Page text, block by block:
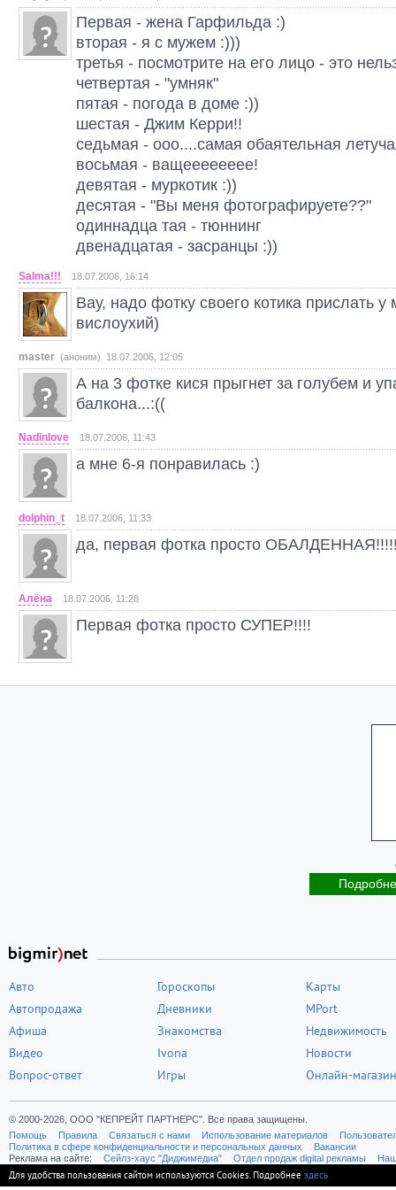
Первая - жена Гарфильда :)
вторая - я с мужем :)))
третья - посмотрите на его лицо - это
четвертая - "умняк"
пятая - погода в доме :))
шестая - Джим Керри!!
седьмая - ооо....самая обаятельная
восьмая - ващееееееее!
девятая - муркотик :))
десятая - "Вы меня фотографируете??"
одиннадца тая - тюннинг
двенадцатая - засранцы :))
Salma!!! 18.07.2006, 16:14
Вау, надо фотку своего котика прислать
вислоухий)
master (аноним) 18.07.2006, 12:05
А на 3 фотке кися прыгнет за голубем и
балкона...:((
Nadinlove 18.07.2006, 11:43
а мне 6-я понравилась :)
dolphin_t 18.07.2006, 11:33
да, первая фотка просто
Алёна 18.07.2006, 11:28
Первая фотка просто СУПЕР!!!!
Авто
Автопродажа
Афиша
Видео
Вопрос-ответ
Гороскопы
Дневники
Знакомства
Ivona
Игры
Карты
MPort
Недвижимость
Новости
Онлайн-магазин
© 2000-2026, ООО "КЕПРЕЙТ ПАРТНЕРС". Все права защищены.
Помощь
Правила Связаться с нами Использование материалов
Политика в сфере конфиденциальности и персональных данных
Вакансии
Реклама на сайте:
Cейлз-хаус "Диджимедиа" Отдел продаж digital рекламы
Для удобства пользования сайтом используются Cookies. Подробнее здесь